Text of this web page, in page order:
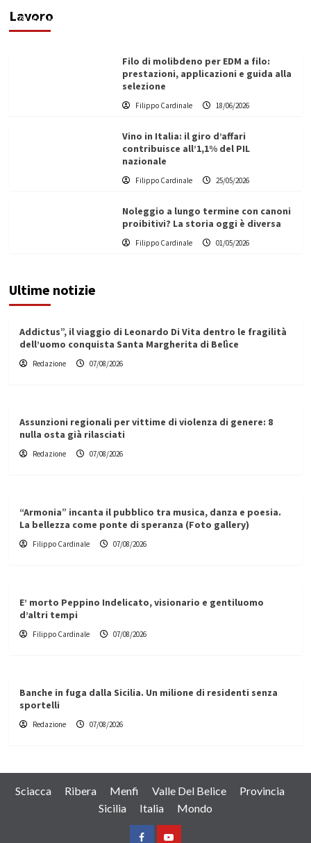
LavoroFilippo Cardinale
Filo di molibdeno per EDM a filo:
prestazioni, applicazioni e guida alla
selezione
Filippo Cardinale 18/06/2026
Vino in Italia: il giro d’affari
contribuisce all’1,1% del PIL
nazionale
Filippo Cardinale 25/05/2026
Noleggio a lungo termine con canoni
proibitivi? La storia oggi è diversa
Filippo Cardinale 01/05/2026
Ultime notizie
Addictus”, il viaggio di Leonardo Di Vita dentro le fragilità
dell’uomo conquista Santa Margherita di Belìce
Redazione 07/08/2026
Assunzioni regionali per vittime di violenza di genere: 8
nulla osta già rilasciati
Redazione 07/08/2026
“Armonia” incanta il pubblico tra musica, danza e poesia.
La bellezza come ponte di speranza (Foto gallery)
Filippo Cardinale 07/08/2026
E’ morto Peppino Indelicato, visionario e gentiluomo
d’altri tempi
Filippo Cardinale 07/08/2026
Banche in fuga dalla Sicilia. Un milione di residenti senza
sportelli
Redazione 07/08/2026
Sciacca Ribera Menfi Valle Del Belice
Provincia
Sicilia
Italia Mondo